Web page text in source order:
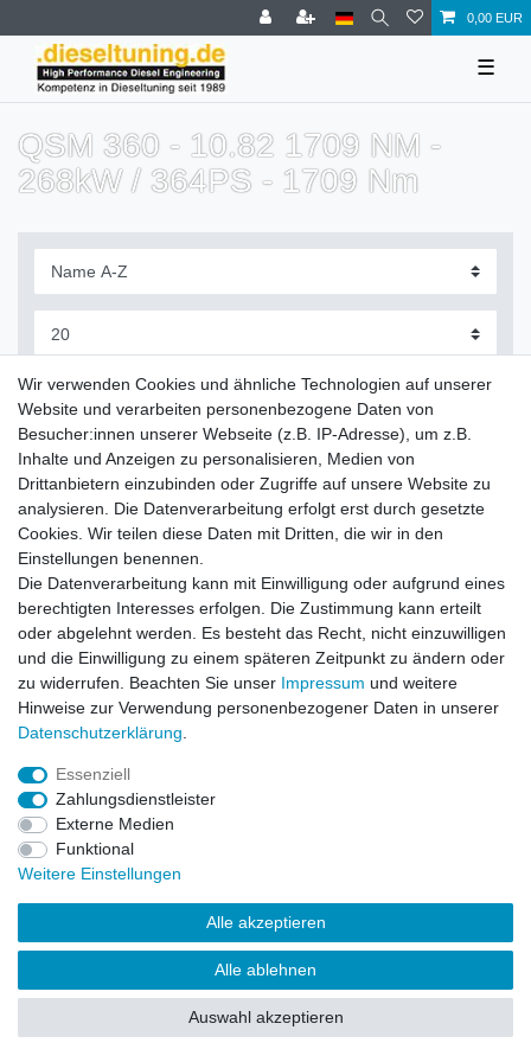
0,00 EUR
☰
QSM 360 - 10.82 1709 NM -
268kW / 364PS - 1709 Nm
Filter
Zahlung und Versand
Impressum Daten­schutz­erklärung AGB
Barrierefreiheitserklärung Widerrufs­recht
Vertrag widerrufen
© Copyright 2026 | Alle Rechte vorbehalten.
Wir verwenden Cookies und ähnliche Technologien auf unserer
Website und verarbeiten personenbezogene Daten von
Besucher:innen unserer Webseite (z.B. IP-Adresse), um z.B.
Inhalte und Anzeigen zu personalisieren, Medien von
Drittanbietern einzubinden oder Zugriffe auf unsere Website zu
analysieren. Die Datenverarbeitung erfolgt erst durch gesetzte
Cookies. Wir teilen diese Daten mit Dritten, die wir in den
Einstellungen benennen.
Die Datenverarbeitung kann mit Einwilligung oder aufgrund eines
berechtigten Interesses erfolgen. Die Zustimmung kann erteilt
oder abgelehnt werden. Es besteht das Recht, nicht einzuwilligen
und die Einwilligung zu einem späteren Zeitpunkt zu ändern oder
zu widerrufen. Beachten Sie unser Impressum und weitere
Hinweise zur Verwendung personenbezogener Daten in unserer
Daten­schutz­erklärung
Essenziell
Zahlungsdienstleister
Externe Medien
Funktional
Weitere Einstellungen
Alle akzeptieren
Alle ablehnen
Auswahl akzeptieren